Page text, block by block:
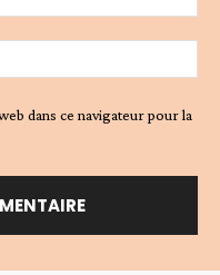
:*
:
dans ce navigateur pour la